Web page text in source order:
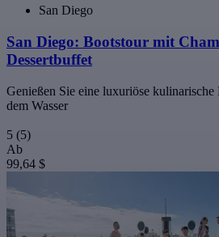
San Diego
San Diego: Bootstour mit
Dessertbuffet
Genießen Sie eine luxuriöse
dem Wasser
5 (5)
Ab
99,64 $